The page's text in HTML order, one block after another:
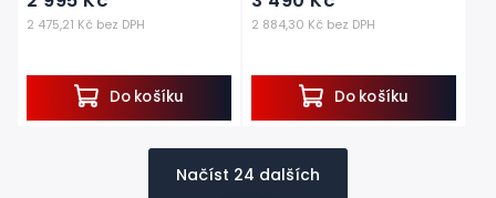
2 475,21 Kč bez DPH
Do košíku
2 884,30 Kč bez DPH
Do košíku
Načíst 24 dalších